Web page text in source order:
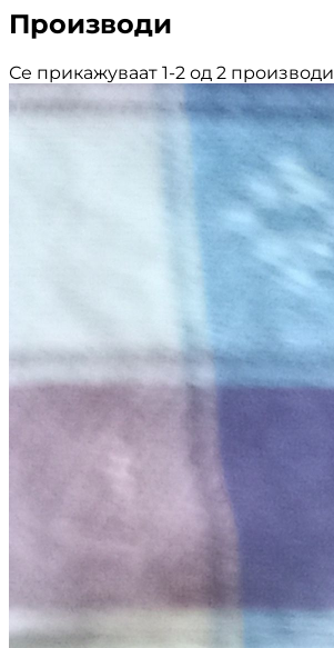
Производи
Се прикажуваат 1-2 од 2 производи